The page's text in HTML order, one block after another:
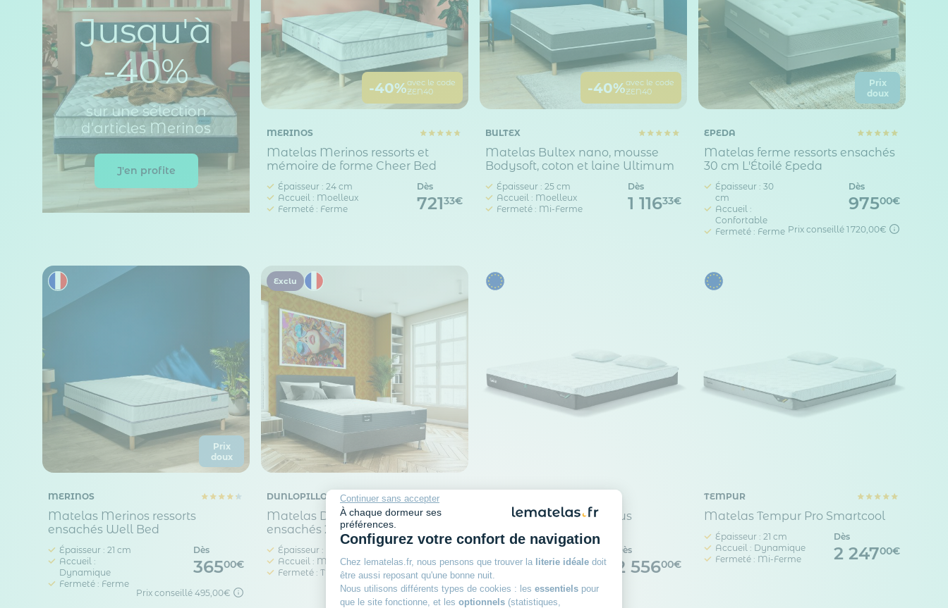
Continuer sans accepter
À chaque dormeur ses
préférences.
Configurez votre confort de navigation
Chez lematelas.fr, nous pensons que trouver la literie idéale doit
être aussi reposant qu'une bonne nuit.
Nous utilisons différents types de cookies : les essentiels pour
que le site fonctionne, et les optionnels (statistiques,
Jusqu'à
-40%
sur une sélection
d'articles Merinos
J'en profite
-40%avec le code
ZEN40
MERINOS
Matelas Merinos ressorts et
mémoire de forme Cheer Bed
Épaisseur : 24 cm
Accueil : Moelleux
Fermeté : Ferme
Dès
72133€
-40%avec le code
ZEN40
BULTEX
Matelas Bultex nano, mousse
Bodysoft, coton et laine Ultimum
Épaisseur : 25 cm
Accueil : Moelleux
Fermeté : Mi-Ferme
Dès
1 11633€
Prix
doux
EPEDA
Matelas ferme ressorts ensachés
30 cm L'Étoilé Epeda
Épaisseur : 30
cm
Accueil :
Confortable
Fermeté : Ferme
Dès
97500€
Prix conseillé 1 720,00€
Prix
doux
MERINOS
Matelas Merinos ressorts
ensachés Well Bed
Épaisseur : 21 cm
Accueil :
Dynamique
Fermeté : Ferme
Dès
36500€
Prix conseillé 495,00€
Exclu
DUNLOPILLO
Matelas Dunlopillo en ressorts
ensachés 26 cm - IRIS 2
Épaisseur : 26 cm
Accueil : Moelleux
Fermeté : Très Ferme
1 17250€
Matelas Tempur Pro Plus
Épaisseur : 25 cm
Accueil : Confortable
Dès
2 55600€
TEMPUR
Matelas Tempur Pro Smartcool
Épaisseur : 21 cm
Accueil : Dynamique
Fermeté : Mi-Ferme
Dès
2 24700€